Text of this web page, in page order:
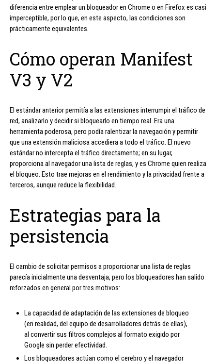
diferencia entre emplear un bloqueador en Chrome o en Firefox es casi
imperceptible, por lo que, en este aspecto, las condiciones son
prácticamente equivalentes.
Cómo operan Manifest
V3 y V2
El estándar anterior permitía a las extensiones interrumpir el tráfico de
red, analizarlo y decidir si bloquearlo en tiempo real. Era una
herramienta poderosa, pero podía ralentizar la navegación y permitir
que una extensión maliciosa accediera a todo el tráfico. El nuevo
estándar no intercepta el tráfico directamente; en su lugar,
proporciona al navegador una lista de reglas, y es Chrome quien realiza
el bloqueo. Esto trae mejoras en el rendimiento y la privacidad frente a
terceros, aunque reduce la flexibilidad.
Estrategias para la
persistencia
El cambio de solicitar permisos a proporcionar una lista de reglas
parecía inicialmente una desventaja, pero los bloqueadores han salido
reforzados en general por tres motivos:
La capacidad de adaptación de las extensiones de bloqueo
(en realidad, del equipo de desarrolladores detrás de ellas),
al convertir sus filtros complejos al formato exigido por
Google sin perder efectividad.
Los bloqueadores actúan como el cerebro y el navegador